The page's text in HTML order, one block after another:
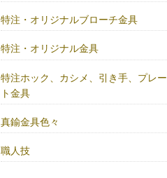
特注・オリジナルブローチ金具
特注・オリジナル金具
特注ホック、カシメ、引き手、プレー
ト金具
真鍮金具色々
職人技